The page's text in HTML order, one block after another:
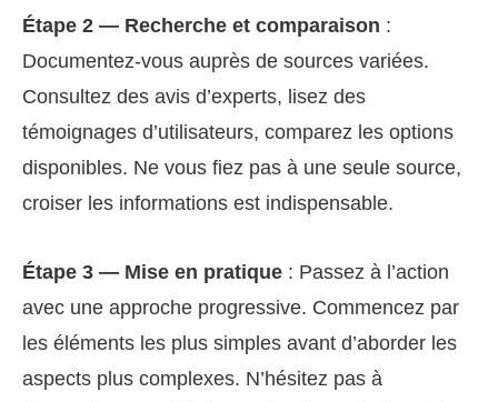
Étape 2 — Recherche et comparaison :
Documentez-vous auprès de sources variées.
Consultez des avis d’experts, lisez des
témoignages d’utilisateurs, comparez les options
disponibles. Ne vous fiez pas à une seule source,
croiser les informations est indispensable.
Étape 3 — Mise en pratique : Passez à l’action
avec une approche progressive. Commencez par
les éléments les plus simples avant d’aborder les
aspects plus complexes. N’hésitez pas à